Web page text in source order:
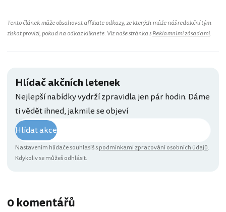
Tento článek může obsahovat affiliate odkazy, ze kterých může náš redakční tým
získat provizi, pokud na odkaz kliknete. Viz naše stránka sReklamními zásadami.
Hlídač akčních letenek
Nejlepší nabídky vydrží zpravidla jen pár hodin. Dáme
ti vědět ihned, jakmile se objeví
Hlídat akce
Nastavením hlídače souhlasíš spodmínkami zpracování osobních údajů.
Kdykoliv se můžeš odhlásit.
0 komentářů